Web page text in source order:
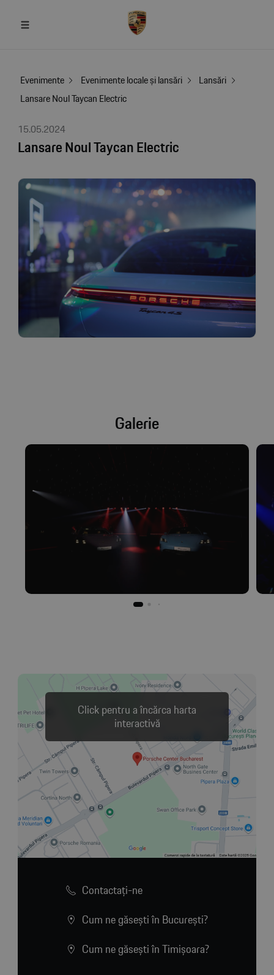
Evenimente Evenimente locale și lansări
Lansări
Lansare Noul Taycan Electric
15.05.2024
Lansare Noul Taycan Electric
Galerie
Click pentru a încărca harta
interactivă
Contactaţi-ne
Cum ne găsești în București?
Cum ne găsești în Timișoara?